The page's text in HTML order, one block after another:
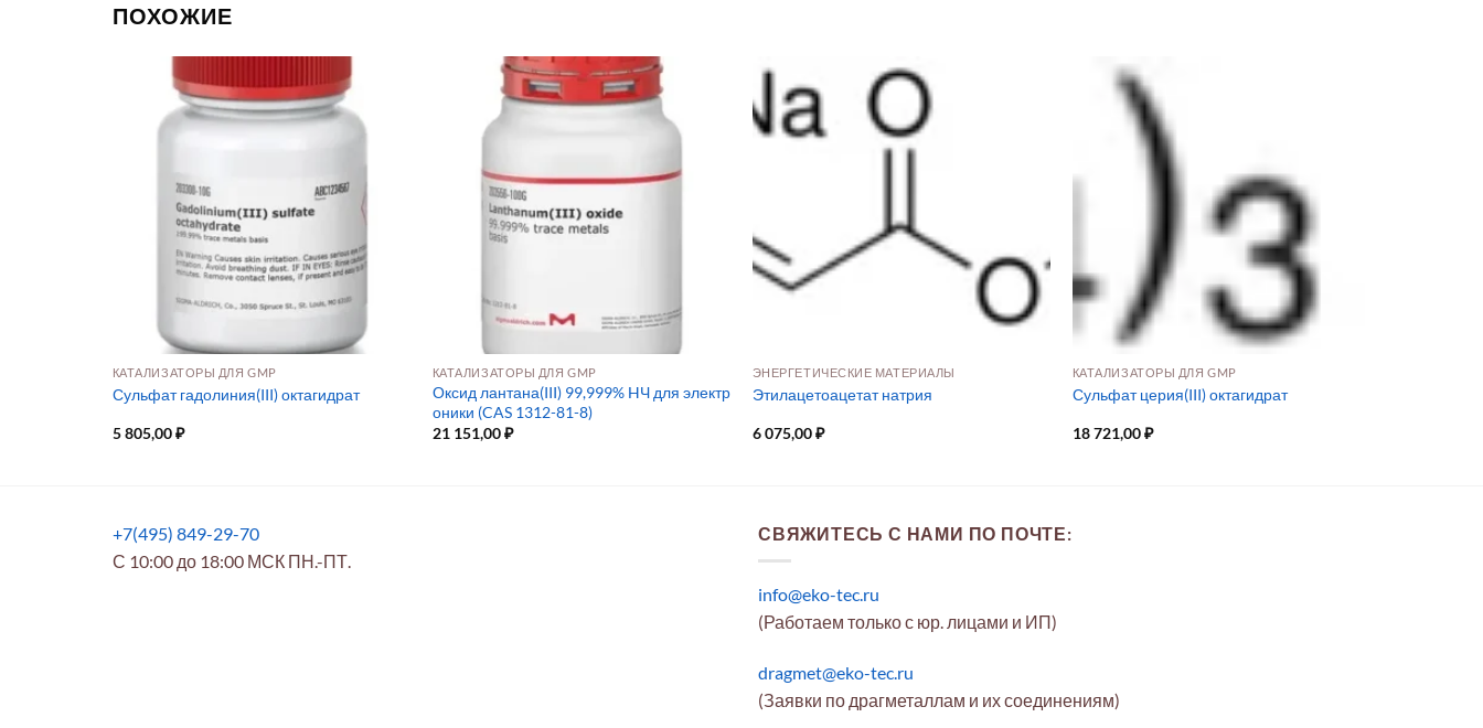
ПОХОЖИЕ
КАТАЛИЗАТОРЫ ДЛЯ GMP
Сульфат гадолиния(III) октагидрат
5 805,00₽
КАТАЛИЗАТОРЫ ДЛЯ GMP
Оксид лантана(III) 99,999% HЧ для электр
оники (CAS 1312-81-8)
21 151,00₽
ЭНЕРГЕТИЧЕСКИЕ МАТЕРИАЛЫ
Этилацетоацетат натрия
6 075,00₽
КАТАЛИЗАТОРЫ ДЛЯ GMP
Сульфат церия(III) октагидрат
18 721,00₽
+7(495) 849-29-70
С 10:00 до 18:00 МСК ПН.-ПТ.
СВЯЖИТЕСЬ С НАМИ ПО ПОЧТЕ:
info@eko-tec.ru
(Работаем только с юр. лицами и ИП)
dragmet@eko-tec.ru
(Заявки по драгметаллам и их соединениям)